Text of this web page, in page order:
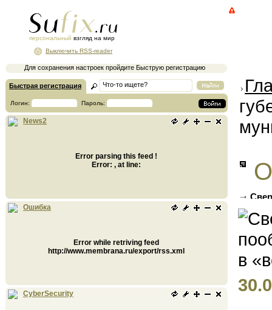
персональный взгляд на мир
Для сохранения настроек пройдите Быструю регистрацию
Выключить RSS-reader
Быстрая регистрация
Логин: Пароль:
News2
Error parsing this feed !
Error: , at line:
Ошибка
Error while retriving feed
http://www.membrana.ru/export/rss.xml
CyberSecurity